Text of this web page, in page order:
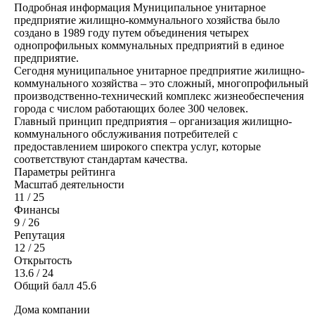
Подробная информация Муниципальное унитарное
предприятие жилищно-коммунального хозяйства было
создано в 1989 году путем объединения четырех
однопрофильных коммунальных предприятий в единое
предприятие.
Сегодня муниципальное унитарное предприятие жилищно-
коммунального хозяйства – это сложный, многопрофильный
производственно-технический комплекс жизнеобеспечения
города с числом работающих более 300 человек.
Главный принцип предприятия – организация жилищно-
коммунального обслуживания потребителей с
предоставлением широкого спектра услуг, которые
соответствуют стандартам качества.
Параметры рейтинга
Масштаб деятельности
11 / 25
Финансы
9 / 26
Репутация
12 / 25
Открытость
13.6 / 24
Общий балл 45.6
Дома компании